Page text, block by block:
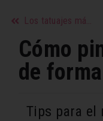
Los tatuajes más populares y lo que realmente significan
Cómo
de
Tips para el